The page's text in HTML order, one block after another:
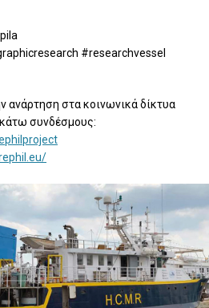
#researchvessel
ανάρτηση στα κοινωνικά δίκτυα
συνδέσμους: